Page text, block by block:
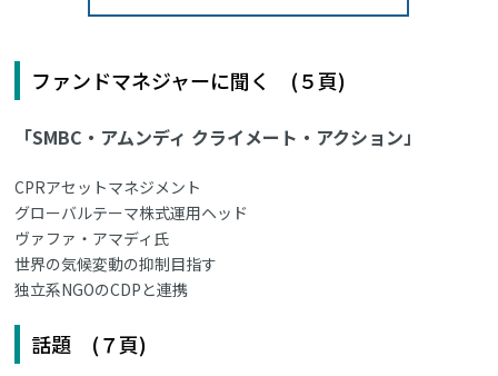
ファンドマネジャーに聞く (５頁)
「SMBC・アムンディ クライメート・アクション」
CPRアセットマネジメント
グローバルテーマ株式運用ヘッド
ヴァファ・アマディ氏
世界の気候変動の抑制目指す
独立系NGOのCDPと連携
話題 (７頁)